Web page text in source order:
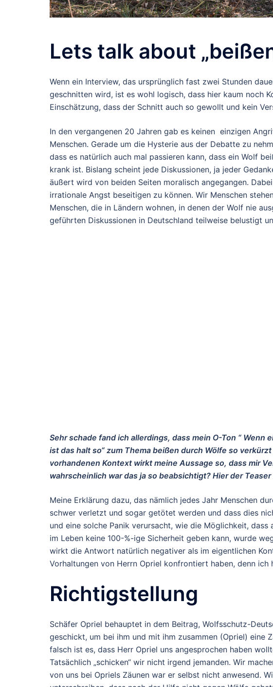
Lets talk about
Wenn ein Interview, das ursprünglich fast zwei Stunden
geschnitten wird, ist es wohl logisch, dass hier kaum noch
Einschätzung, dass der Schnitt auch so gewollt und kein
In den vergangenen 20 Jahren gab es keinen einzigen
Menschen. Gerade um die Hysterie aus der Debatte zu
dass es natürlich auch mal passieren kann, dass ein Wolf
krank ist. Bislang scheint jede Diskussionen, ja jeder
äußert wird von beiden Seiten moralisch angegangen.
irrationale Angst beseitigen zu können. Wir Menschen
Menschen, die in Ländern wohnen, in denen der Wolf nie
geführten Diskussionen in Deutschland teilweise belustigt
Sehr schade fand ich allerdings, dass mein O-Ton “
ist das halt so“ zum Thema beißen durch Wölfe so
vorhandenen Kontext wirkt meine Aussage so, dass mir
wahrscheinlich war das ja so beabsichtigt? Hier der Teaser
Meine Erklärung dazu, das nämlich jedes Jahr Menschen
schwer verletzt und sogar getötet werden und dass dies
und eine solche Panik verursacht, wie die Möglichkeit,
im Leben keine 100-%-ige Sicherheit geben kann, wurde
wirkt die Antwort natürlich negativer als im eigentlichen
Vorhaltungen von Herrn Opriel konfrontiert haben, denn
Richtigstellung
Schäfer Opriel behauptet in dem Beitrag, Wolfsschutz-
geschickt, um bei ihm und mit ihm zusammen (Opriel) eine
falsch ist es, dass Herr Opriel uns angesprochen haben
Tatsächlich „schicken“ wir nicht irgend jemanden. Wir
von uns bei Opriels Zäunen war er selbst nicht anwesend.